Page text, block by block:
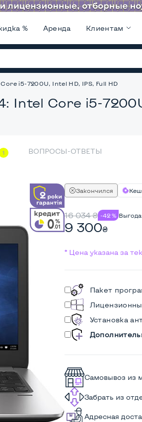
% Аренда Клиентам
i5-7200U, Intel HD, IPS, Full HD
Intel Core i5-
1 ВОПРОСЫ-ОТВЕТЫ
Закончился
16 034₴ -42 %
9 300₴
* Цена указана за
Пакет
Установка
Самовывоз из
Забрать из
Адресная